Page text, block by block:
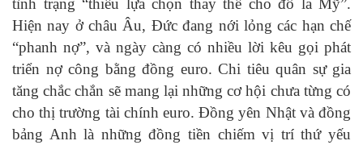
tình trạng “thiếu lựa chọn thay thế cho đô la Mỹ”.
Hiện nay ở châu Âu, Đức đang nới lỏng các hạn chế
“phanh nợ”, và ngày càng có nhiều lời kêu gọi phát
triển nợ công bằng đồng euro. Chi tiêu quân sự gia
tăng chắc chắn sẽ mang lại những cơ hội chưa từng có
cho thị trường tài chính euro. Đồng yên Nhật và đồng
bảng Anh là những đồng tiền chiếm vị trí thứ yếu